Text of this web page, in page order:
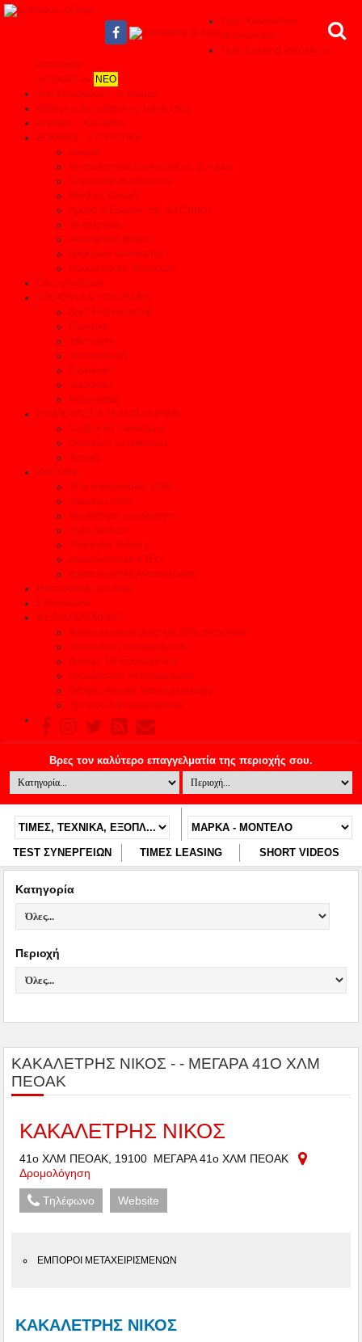
Τιμές Καινούριων
αυτοκινήτων
Τιμές Leasing για όλες τις
κατηγορίες
αυτοκινήτων ΝΕΟ
Test Συνεργείων - Το θαύμα!
Αξίζουν ή δεν αξίζουν τα λεφτά τους
Απόψεις - Αναλύσεις
ΔΟΚΙΜΕΣ - ΣΥΓΚΡΙΤΙΚΑ
Δοκιμές
Αποκαλυπτικά Συγκριτικά σε 11 τομείς
Συγκριτικά αυτοκινήτων
Μεγάλες δοκιμές
Αρθρα & Ερευνες της AUTOBILD
Τα καλύτερα
Αγοραστικά θέματα
Ηλεκτρικά αυτοκίνητα
Παρουσιάσεις Μοντέλων
Όλες οι ειδήσεις
ΠΡΟΙΟΝΤΑ & ΥΠΗΡΕΣΙΕΣ
Βρες Επαγγελματία
Ελαστικά
After sales
Ανταλλακτικά
Συνεργεία
Αξεσουάρ
Φανοποιεία
ΣΥΜΒΟΥΛΕΣ & ΤΕΧΝΙΚΑ ΑΡΘΡΑ
Συμβουλές οικονομίας
Οδηγείστε με ασφάλεια
Τεχνικά
ΧΡΗΣΙΜΑ
Τέλη κυκλοφορίας 2026
Τεκμήρια 2026
Μεταβίβαση αυτοκινήτου
Τιμές Διοδίων
Τηλέφωνα Ανάγκης
Δικαιολογητικά ΚΤΕΟ
Δικαιολογητικά Ανακύκλωσης
Ηλεκτρονικές εκδόσεις
Επικοινωνία
ΜΕΤΑΧΕΙΡΙΣΜΕΝΟ
Μεταχειρισμένα μέχρι και 35% φτηνότερα
Αναζήτηση μεταχειρισμένου
Δοκιμές Μεταχειρισμένων
Αγοράζοντας Μεταχειρισμένο
Οδηγός Αγοράς Μεταχειρισμένου
Έμποροι Μεταχειρισμένων
TEST ΣΥΝΕΡΓΕΙΩΝ ΤΙΜΕΣ LEASING SHORT VIDEOS
Κατηγορία
Περιοχή
ΚΑΚΑΛΕΤΡΗΣ ΝΙΚΟΣ - - ΜΕΓΑΡΑ 41Ο ΧΛΜ
ΠΕΟΑΚ
ΚΑΚΑΛΕΤΡΗΣ ΝΙΚΟΣ
41ο ΧΛΜ ΠΕΟΑΚ, 19100 ΜΕΓΑΡΑ 41ο ΧΛΜ ΠΕΟΑΚ
Δρομολόγηση
Τηλέφωνο Website
ΕΜΠΟΡΟΙ ΜΕΤΑΧΕΙΡΙΣΜΕΝΩΝ
ΚΑΚΑΛΕΤΡΗΣ ΝΙΚΟΣ